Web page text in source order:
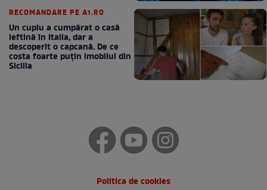
RECOMANDARE PE A1.RO
Un cuplu a cumpărat o casă
ieftină în Italia, dar a
descoperit o capcană. De ce
costa foarte puțin imobilul din
Sicilia
Politica de cookies